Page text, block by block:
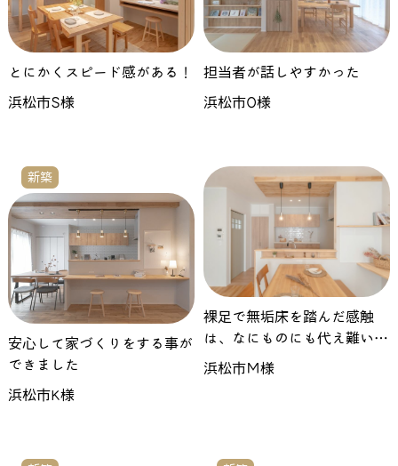
とにかくスピード感がある！
浜松市S様
担当者が話しやすかった
浜松市O様
新築
安心して家づくりをする事が
できました
浜松市K様
裸足で無垢床を踏んだ感触
は、なにものにも代え難いも
の
浜松市Ｍ様